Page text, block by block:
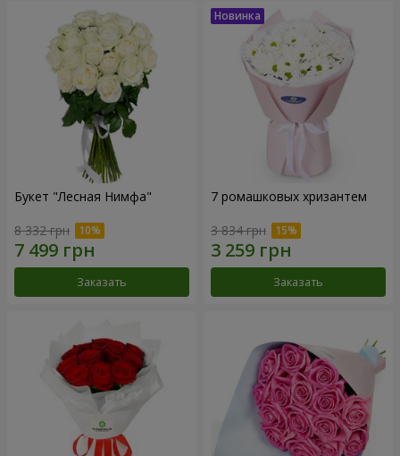
Букет "Лесная Нимфа"
8 332 грн
Заказать
7 ромашковых хризантем
3 834 грн
Заказать